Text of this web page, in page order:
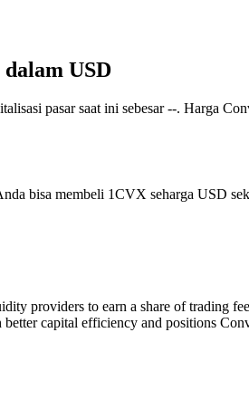
USD
pasar saat ini sebesar --. Harga
bisa membeli 1CVX seharga USD
providers to earn a share of trading
capital efficiency and positions